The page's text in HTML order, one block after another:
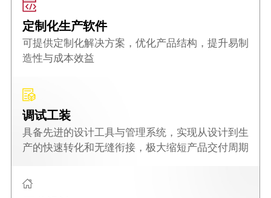
定制化生产软件
可提供定制化解决方案，优化产品结构，提升易制
造性与成本效益
调试工装
具备先进的设计工具与管理系统，实现从设计到生
产的快速转化和无缝衔接，极大缩短产品交付周期